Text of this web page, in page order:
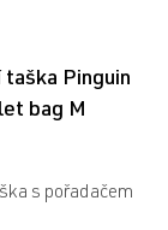
taška Pinguin
bag M
s pořadačem